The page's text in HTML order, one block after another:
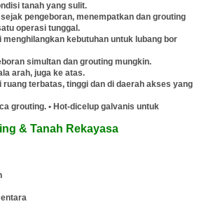
tanah yang sulit.
pengeboran, menempatkan dan grouting
operasi tunggal.
menghilangkan kebutuhan untuk lubang bor
simultan dan grouting mungkin.
arah, juga ke atas.
ruang terbatas, tinggi dan di daerah akses yang
grouting. • Hot-dicelup galvanis untuk
& Tanah Rekayasa